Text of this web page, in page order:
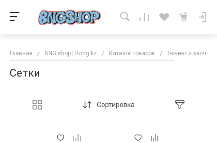
Главная / BNG shop | Bong.kz / Каталог товаров / Тюнинг и
Сетки
Сортировка